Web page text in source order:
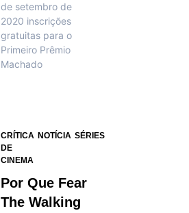
de setembro de
2020 inscrições
gratuitas para o
Primeiro Prêmio
Machado
CRÍTICA
DE
CINEMA
NOTÍCIA SÉRIES
Por Que Fear
The Walking